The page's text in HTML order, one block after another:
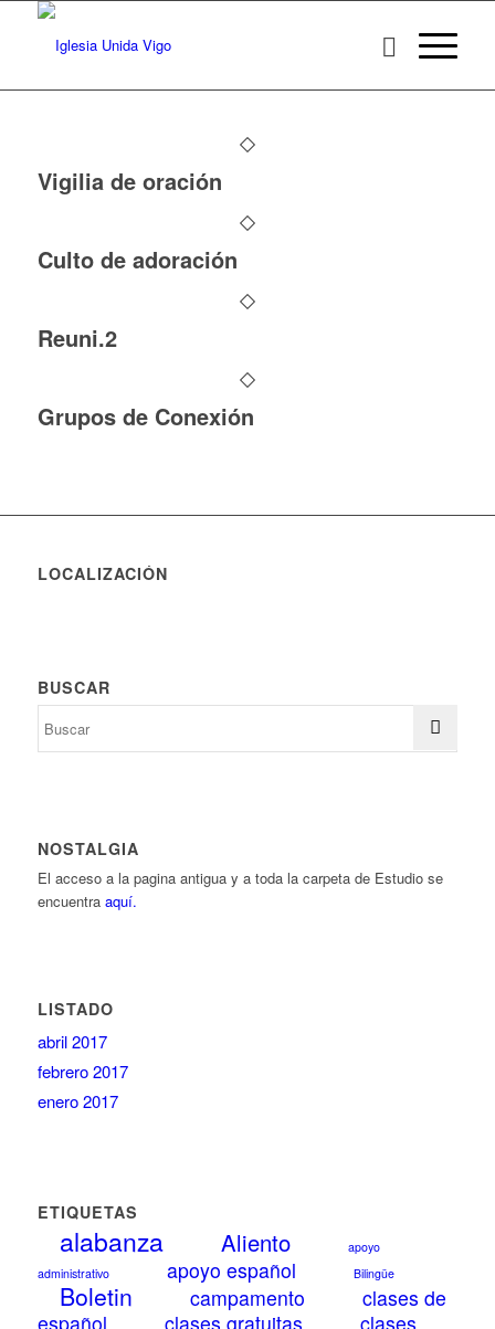
Vigilia de oración
Culto de adoración
Reuni.2
Grupos de Conexión
LOCALIZACIÓN
BUSCAR
NOSTALGIA
El acceso a la pagina antigua y a toda la carpeta de Estudio se
encuentra aquí.
LISTADO
abril 2017
febrero 2017
enero 2017
ETIQUETAS
alabanza Aliento
apoyo
administrativo
apoyo español Bilingüe
Boletin campamento
clases de
español
clases gratuitas
clases